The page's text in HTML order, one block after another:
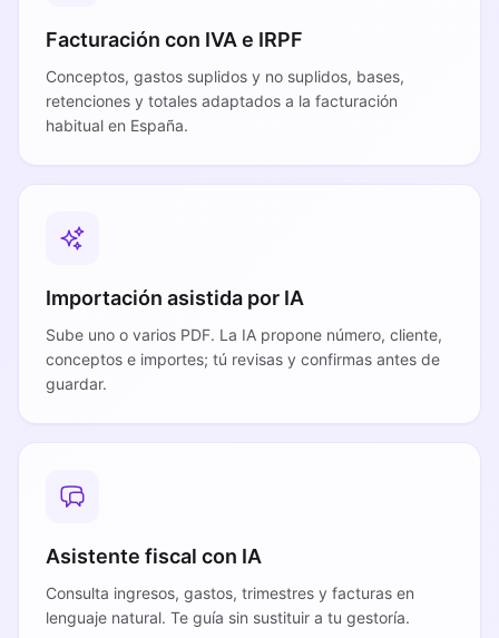
Facturación con IVA e IRPF
Conceptos, gastos suplidos y no suplidos, bases,
retenciones y totales adaptados a la facturación
habitual en España.
Importación asistida por IA
Sube uno o varios PDF. La IA propone número, cliente,
conceptos e importes; tú revisas y confirmas antes de
guardar.
Asistente fiscal con IA
Consulta ingresos, gastos, trimestres y facturas en
lenguaje natural. Te guía sin sustituir a tu gestoría.